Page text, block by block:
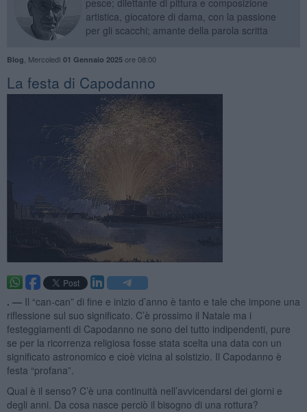
artistica, giocatore di dama, con la passione
per gli scacchi; amante della parola scritta
Blog Mercoledì 01 Gennaio 2025ore 08:00
La festa di Capodanno
. — Il “can-can” di fine e inizio d’anno è tanto e tale che impone una
riflessione sul suo significato. C’è prossimo il Natale ma i
festeggiamenti di Capodanno ne sono del tutto indipendenti, pure
se per la ricorrenza religiosa fosse stata scelta una data con un
significato astronomico e cioè vicina al solstizio. Il Capodanno è
festa “profana”.
Qual è il senso? C’è una continuità nell’avvicendarsi dei giorni e
degli anni. Da cosa nasce perciò il bisogno di una rottura?